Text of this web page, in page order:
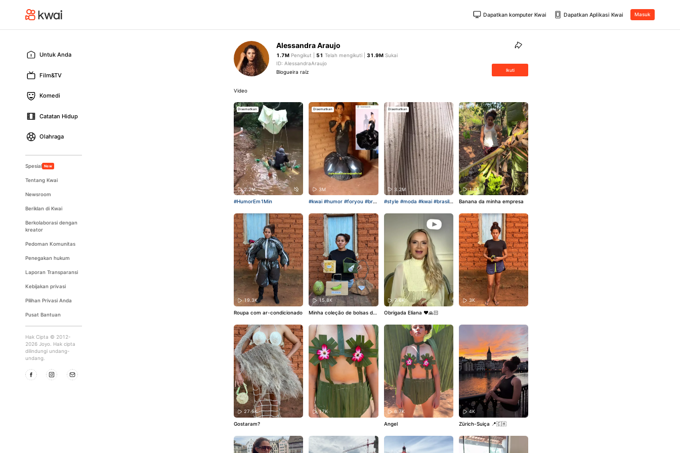
Dapatkan komputer Kwai Dapatkan Aplikasi Kwai Masuk
Untuk Anda
Film&TV
Komedi
Catatan Hidup
Olahraga
Spesial New
Tentang Kwai
Newsroom
Beriklan di Kwai
Berkolaborasi dengan
kreator
Pedoman Komunitas
Penegakan hukum
Laporan Transparansi
Kebijakan privasi
Pilihan Privasi Anda
Pusat Bantuan
Hak Cipta © 2012-
2026 Joyo. Hak cipta
dilindungi undang-
undang.
Alessandra Araujo
1.7M Pengikut |51 Telah mengikuti |31.9M Sukai
ID: AlessandraAraujo
Blogueira raíz
Ikuti
Video
Disematkan
2.2M
#HumorEm1Min
Disematkan
3M
#kwai #humor #foryou #bra
Disematkan
3.2M
#style #moda #kwai #brasil
1.6K
Banana da minha empresa
19.3K
Roupa com ar-condicionado
15.8K
Minha coleção de bolsas de
7.6K
Obrigada Eliana ❤️🙏🏻
3K
27.5K
Gostaram?
17K 6.7K
Angel
4K
Zürich-Suiça 📍🇨🇭